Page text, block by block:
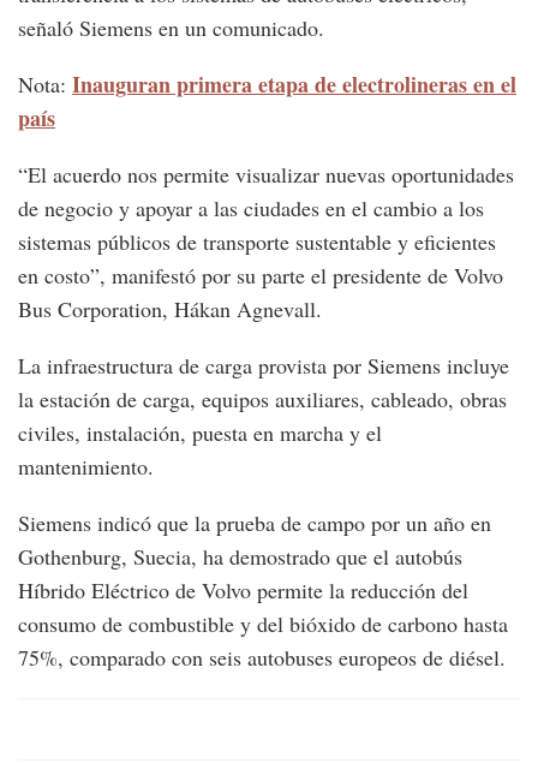
señaló Siemens en un comunicado.
Nota: Inauguran primera etapa de electrolineras en el
país
“El acuerdo nos permite visualizar nuevas oportunidades
de negocio y apoyar a las ciudades en el cambio a los
sistemas públicos de transporte sustentable y eficientes
en costo”, manifestó por su parte el presidente de Volvo
Bus Corporation, Hákan Agnevall.
La infraestructura de carga provista por Siemens incluye
la estación de carga, equipos auxiliares, cableado, obras
civiles, instalación, puesta en marcha y el
mantenimiento.
Siemens indicó que la prueba de campo por un año en
Gothenburg, Suecia, ha demostrado que el autobús
Híbrido Eléctrico de Volvo permite la reducción del
consumo de combustible y del bióxido de carbono hasta
75%, comparado con seis autobuses europeos de diésel.